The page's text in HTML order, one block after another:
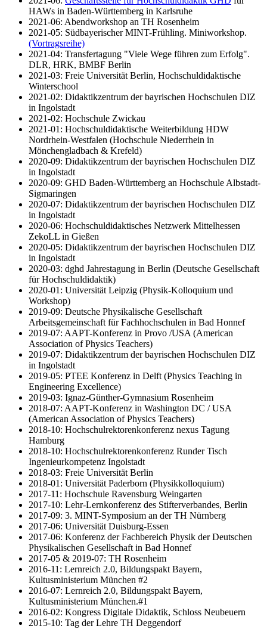
HAWs in Baden-Württemberg in Karlsruhe
2021-06: Abendworkshop an TH Rosenheim
2021-05: Südbayerischer MINT-Frühling. Miniworkshop.
(Vortragsreihe)
2021-04: Transfertagung "Viele Wege führen zum Erfolg".
DLR, HRK, BMBF Berlin
2021-03: Freie Universität Berlin, Hochschuldidaktische
Winterschool
2021-02: Didaktikzentrum der bayrischen Hochschulen DIZ
in Ingolstadt
2021-02: Hochschule Zwickau
2021-01: Hochschuldidaktische Weiterbildung HDW
Nordrhein-Westfalen (Hochschule Niederrhein in
Mönchengladbach & Krefeld)
2020-09: Didaktikzentrum der bayrischen Hochschulen DIZ
in Ingolstadt
2020-09: GHD Baden-Württemberg an Hochschule Albstadt-
Sigmaringen
2020-07: Didaktikzentrum der bayrischen Hochschulen DIZ
in Ingolstadt
2020-06: Hochschuldidaktisches Netzwerk Mittelhessen
ZekoLL in Gießen
2020-05: Didaktikzentrum der bayrischen Hochschulen DIZ
in Ingolstadt
2020-03: dghd Jahrestagung in Berlin (Deutsche Gesellschaft
für Hochschuldidaktik)
2020-01: Universität Leipzig (Physik-Kolloquium und
Workshop)
2019-09: Deutsche Physikalische Gesellschaft
Arbeitsgemeinschaft für Fachhochschulen in Bad Honnef
2019-07: AAPT-Konferenz in Provo /USA (American
Association of Physics Teachers)
2019-07: Didaktikzentrum der bayrischen Hochschulen DIZ
in Ingolstadt
2019-05: PTEE Konferenz in Delft (Physics Teaching in
Engineering Excellence)
2019-03: Ignaz-Günther-Gymnasium Rosenheim
2018-07: AAPT-Konferenz in Washington DC / USA
(American Association of Physics Teachers)
2018-10: Hochschulrektorenkonferenz nexus Tagung
Hamburg
2018-10: Hochschulrektorenkonferenz Runder Tisch
Ingenieurkompetenz Ingolstadt
2018-03: Freie Universität Berlin
2018-01: Universität Paderborn (Physikkolloquium)
2017-11: Hochschule Ravensburg Weingarten
2017-10: Lehr-Lernkonferenz des Stifterverbandes, Berlin
2017-09: 3. MINT-Symposium an der TH Nürnberg
2017-06: Universität Duisburg-Essen
2017-06: Konferenz der Fachbereich Physik der Deutschen
Physikalischen Gesellschaft in Bad Honnef
2017-05 & 2019-07: TH Rosenheim
2016-11: Lernreich 2.0, Bildungspakt Bayern,
Kultusministerium München #2
2016-07: Lernreich 2.0, Bildungspakt Bayern,
Kultusministerium München.#1
2016-02: Kongress Digitale Didaktik, Schloss Neubeuern
2015-10: Tag der Lehre TH Deggendorf